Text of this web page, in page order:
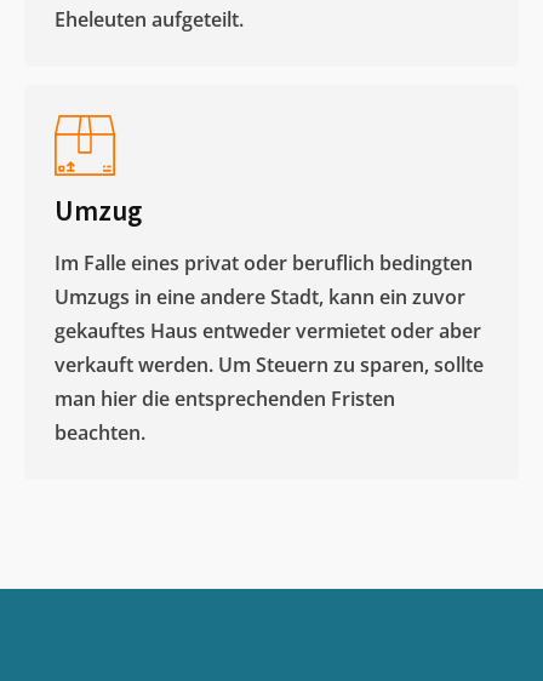
Eheleuten aufgeteilt.​
Umzug
Im Falle eines privat oder beruflich bedingten
Umzugs in eine andere Stadt, kann ein zuvor
gekauftes Haus entweder vermietet oder aber
verkauft werden. Um Steuern zu sparen, sollte
man hier die entsprechenden Fristen
beachten.